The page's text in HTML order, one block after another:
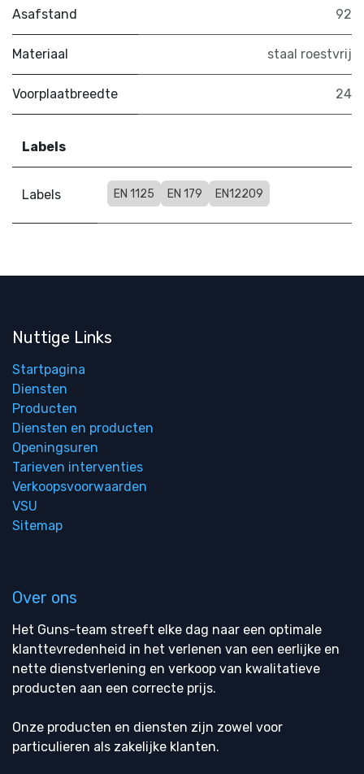
Asafstand 92
Materiaal staal roestvrij
Voorplaatbreedte 24
Labels
Labels EN 1125 EN 179 EN12209
Nuttige Links
Startpagina
Diensten
Producten
Diensten en producten
Openingsuren
Tarieven interventies
Verkoopsvoorwaarden
VSU
Sitemap
Over ons
Het Guns-team streeft elke dag naar een optimale
klanttevredenheid in het verlenen van een eerlijke en
nette dienstverlening en verkoop van kwalitatieve
producten aan een correcte prijs.
Onze producten en diensten zijn zowel voor
particulieren als zakelijke klanten.